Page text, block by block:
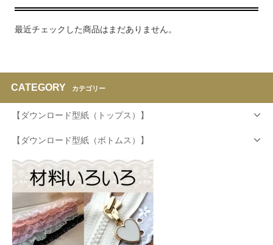
最近チェックした商品はまだありません。
CATEGORY カテゴリー
【ダウンロード型紙（トップス）】
【ダウンロード型紙（ボトムス）】